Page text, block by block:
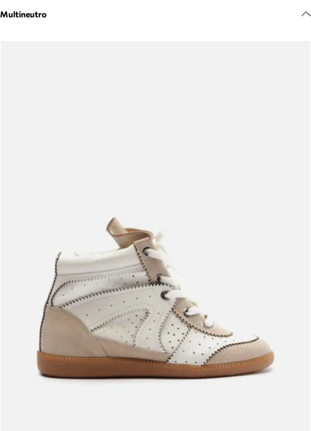
Acompanhe seus pedidos e solicite devoluções.
Multineutro